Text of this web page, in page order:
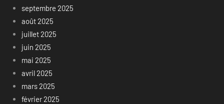
septembre 2025
août 2025
juillet 2025
juin 2025
mai 2025
avril 2025
mars 2025
février 2025